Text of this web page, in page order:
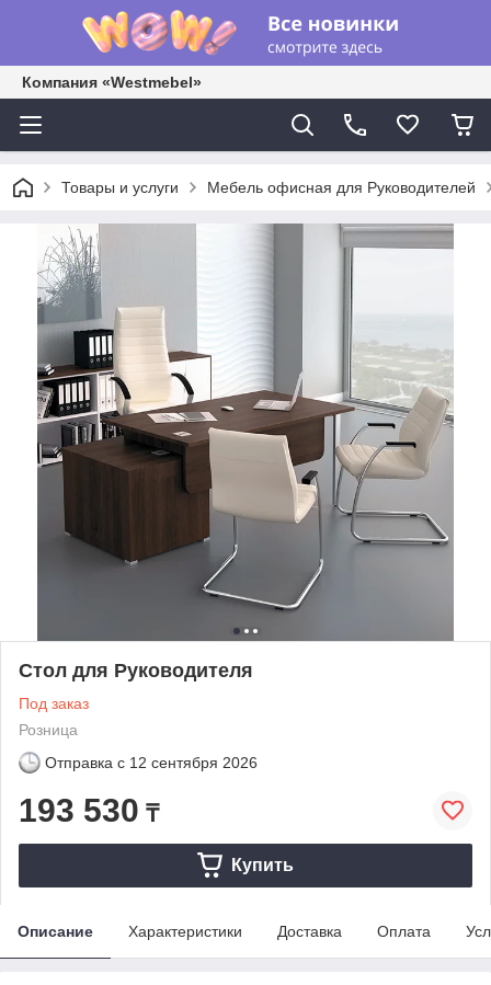
Компания «Westmebel»
Товары и услуги Мебель офисная для Руководителей
Стол для Руководителя
Под заказ
Розница
Отправка с 12 сентября 2026
193 530 ₸
Купить
Описание Характеристики Доставка Оплата